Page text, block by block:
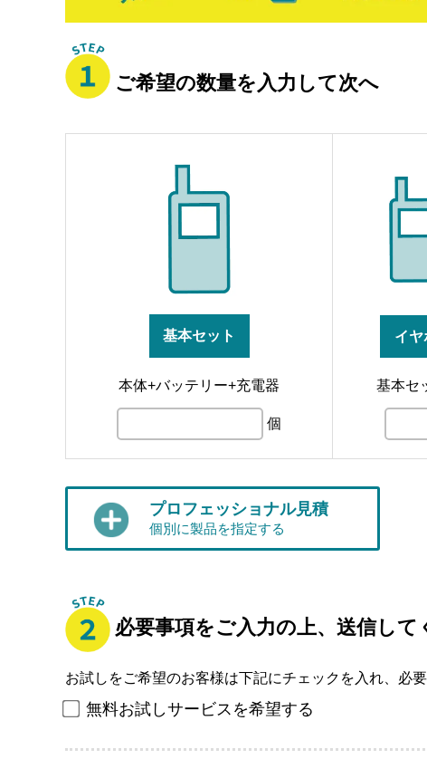
ご希望の数量を入力して次へ
基本セット
本体+バッテリー+充電器
個
イヤ
基本セ
プロフェッショナル見積
個別に製品を指定する
必要事項をご入力の上、送信して
お試しをご希望のお客様は下記にチェックを入れ、必
無料お試しサービスを希望する